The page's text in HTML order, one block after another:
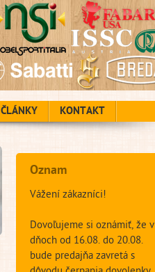
ČLÁNKY KONTAKT
Oznam
Vážení zákazníci!
Dovoľujeme si oznámiť, že v
dňoch od 16.08. do 20.08.
bude predajňa zavretá s